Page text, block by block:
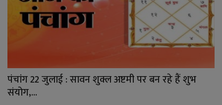
पंचांग 22 जुलाई : सावन शुक्ल अष्टमी पर बन रहे हैं शुभ
संयोग,...